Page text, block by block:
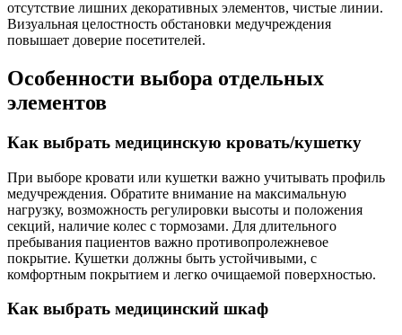
отсутствие лишних декоративных элементов, чистые линии.
Визуальная целостность обстановки медучреждения
повышает доверие посетителей.
Особенности выбора отдельных
элементов
Как выбрать медицинскую кровать/кушетку
При выборе кровати или кушетки важно учитывать профиль
медучреждения. Обратите внимание на максимальную
нагрузку, возможность регулировки высоты и положения
секций, наличие колес с тормозами. Для длительного
пребывания пациентов важно противопролежневое
покрытие. Кушетки должны быть устойчивыми, с
комфортным покрытием и легко очищаемой поверхностью.
Как выбрать медицинский шкаф